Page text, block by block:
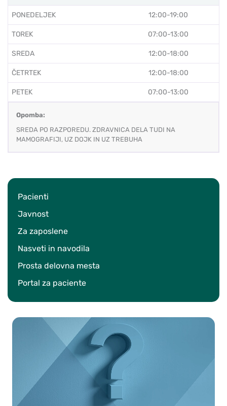
Pacienti
Javnost
Za zaposlene
Nasveti in navodila
Prosta delovna mesta
Portal za paciente
PONEDELJEK 12:00-19:00
TOREK 07:00-13:00
SREDA 12:00-18:00
ČETRTEK 12:00-18:00
PETEK 07:00-13:00
Opomba:
SREDA PO RAZPOREDU. ZDRAVNICA DELA TUDI NA
MAMOGRAFIJI, UZ DOJK IN UZ TREBUHA